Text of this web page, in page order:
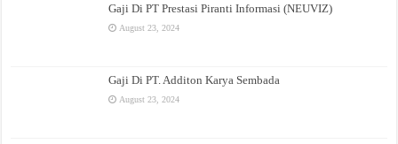
Gaji Di PT Prestasi Piranti Informasi (NEUVIZ)
August 23, 2024
Gaji Di PT. Additon Karya Sembada
August 23, 2024